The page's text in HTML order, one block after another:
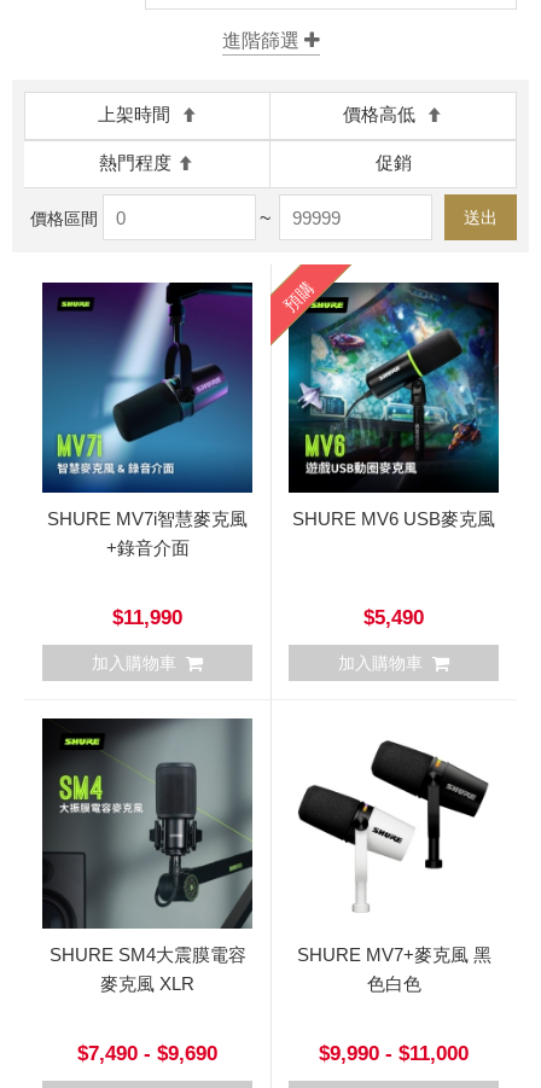
上架時間 價格高低
熱門程度 促銷
價格區間 ~ 送出
SHURE MV7i智慧麥克風
+錄音介面
$11,990
加入購物車
預購
SHURE MV6 USB麥克風
$5,490
加入購物車
SHURE SM4大震膜電容
麥克風 XLR
$7,490 - $9,690
SHURE MV7+麥克風 黑
色白色
$9,990 - $11,000